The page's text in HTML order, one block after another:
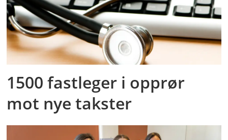
1500 fastleger i opprør
mot nye takster